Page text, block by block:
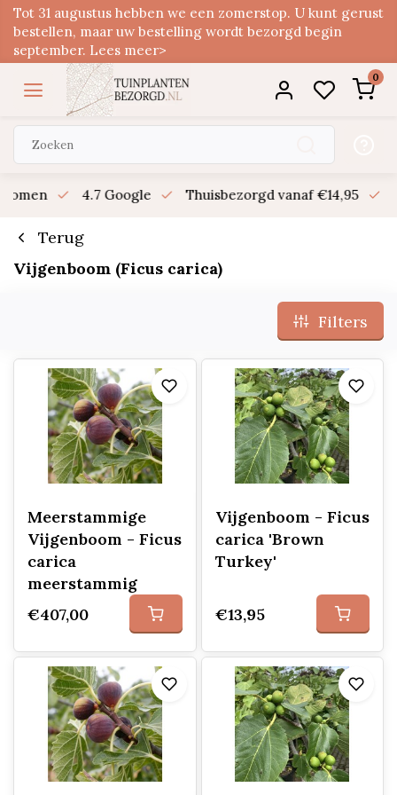
Tot 31 augustus hebben we een zomerstop. U kunt gerust
bestellen, maar uw bestelling wordt bezorgd begin
september. Lees meer>
0
4.7 Google Thuisbezorgd vanaf €14,95
Terug
Vijgenboom (Ficus carica)
Filters
Meerstammige
Vijgenboom - Ficus
carica
meerstammig
€407,00
Vijgenboom - Ficus
carica 'Brown
Turkey'
€13,95